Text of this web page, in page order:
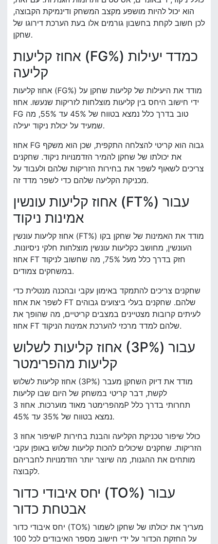
הוא יכול להיות מושפע מקצב המשחק ודינמיקת הקבוצה,
לכן חשוב לקחת בחשבון גורמים אלו בעת הערכת דירוגו של
שחקן.
אחוז קליעות (FG%) כמדד יעילות
קליעה
אחוז קליעות (FG%) מודד את היעילות של קליעות שחקן על
ידי חישוב היחס בין קליעות מוצלחות לזריקות שנעשו. אחוז
FG טוב בדרך כלל נמצא בטווח של 45% עד 55%, מה
שמעיד על יכולת ניקוד יעילה.
אחוז FG גבוה הוא קריטי להצלחה התקפית, שכן הוא משקף
את יכולתו של שחקן להמיר הזדמנויות ניקוד. שחקנים
צריכים לשאוף לשפר את בחירות הזריקות שלהם ולעבוד על
מכניקת הקליעה שלהם כדי לשפר מדד זה.
אחוז קליעות עונשין (FT%) עבור
אמינות ניקוד
אחוז קליעות עונשין (FT%) מודד את האמינות של שחקן בקו
העונשין, מחושב כקליעות עונשין מוצלחות חלקי ניסיונות.
אחוז FT חזק בדרך כלל מעל 75%, מה שחשוב לניקוד
במשחקים צמודים.
שחקנים צריכים להתמקד באימון עקבי ובהכנה מנטלית כדי
לשפר את אחוז FT שלהם. שחקנים בעלי ביצועים גבוהים
לעיתים קרובות מצטיינים במצבים קריטיים, מה שהופך את
אחוז FT שלהם למדד מרכזי להערכת אמינות הניקוד.
אחוז קליעות לשלוש (3P%) עבור
קליעות מהפרימטר
אחוז קליעות לשלוש (3P%) מודד את דיוק השחקן מעבר
לקשת, דבר קריטי במשחק של היום שבו קליעות
מהפרימטר מאוד מוערכות. אחוז 3P תחרותי בדרך כלל
נמצא בטווח של 35% עד 45%.
שיפור אחוז 3P כולל שיפור טכניקת הקליעה והבנת בחירות
הזריקות. שחקנים שיכולים להכות קליעות שלוש באופן עקבי
מותחים את ההגנות, מה שיוצר יותר הזדמנויות לחבריהם
לקבוצה.
יחס איבודי כדור (TO%) עבור
אבטחת כדור
יחס איבודי כדור (TO%) מעריך את יכולתו של שחקן לשמור
על החזקת הכדור על ידי חישוב מספר האיבודים לכל 100